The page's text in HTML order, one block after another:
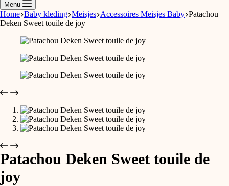
Menu
Home Baby kleding Meisjes Accessoires Meisjes Baby Patachou
Deken Sweet touile de joy
Patachou Deken Sweet touile de
joy